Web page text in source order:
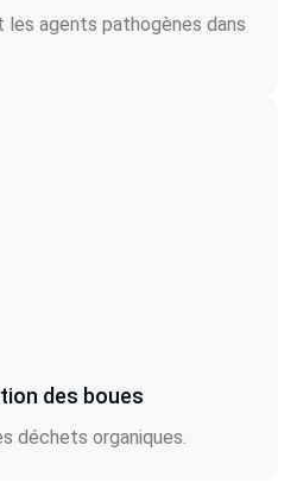
agents pathogènes dans
des boues
déchets organiques.